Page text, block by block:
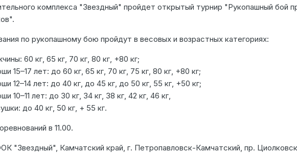
комплекса "Звездный" пройдет открытый турнир "Рукопашный бой
по рукопашному бою пройдут в весовых и возрастных категориях:
60 кг, 65 кг, 70 кг, 80 кг, +80 кг;
15–17 лет: до 60 кг, 65 кг, 70 кг, 75 кг, 80 кг, +80 кг;
12–14 лет: до 40 кг, до 45 кг, до 50 кг, 55 кг, +50 кг;
10–11 лет: до 30 кг, 34 кг, 38 кг, 42 кг, 46 кг,
до 40 кг, 50 кг, + 55 кг.
в 11.00.
"Звездный", Камчатский край, г. Петропавловск-Камчатский, пр.